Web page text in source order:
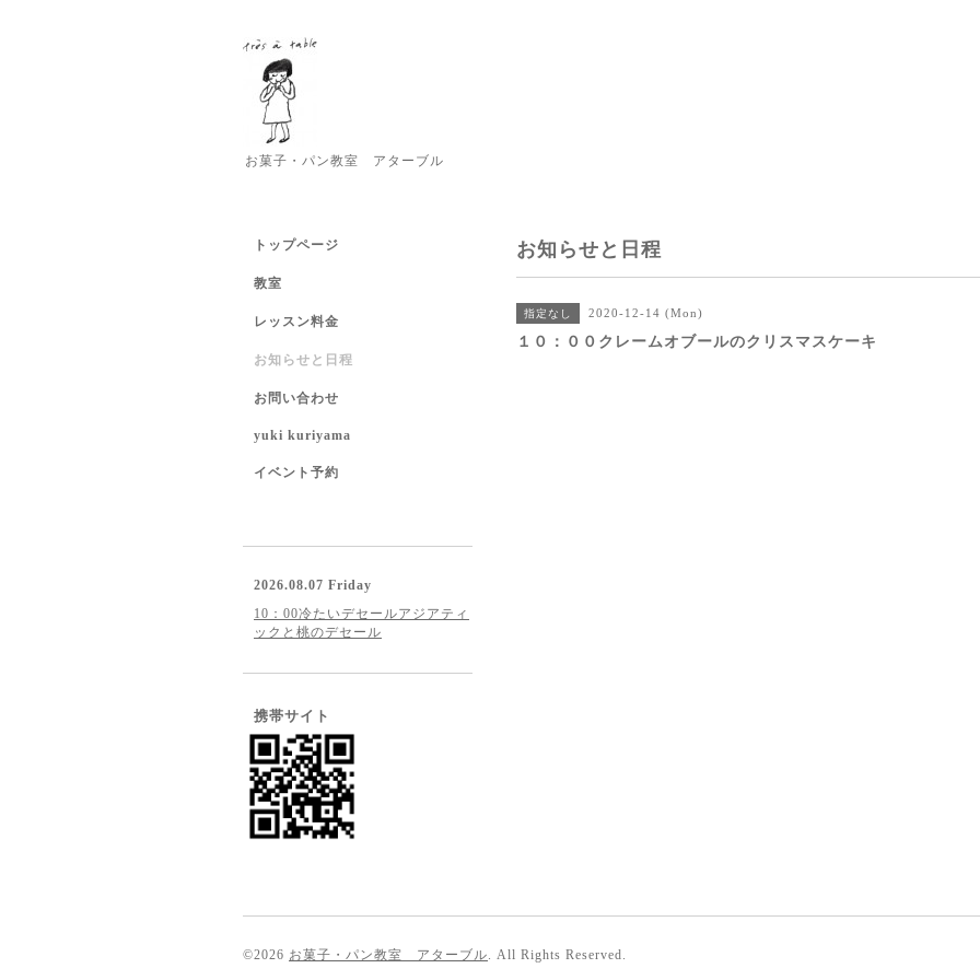
お菓子・パン教室 アターブル
お知らせと日程
指定なし 2020-12-14 (Mon)
１０：００クレームオブールのクリスマスケーキ
トップページ
教室
レッスン料金
お知らせと日程
お問い合わせ
yuki kuriyama
イベント予約
2026.08.07 Friday
10：00冷たいデセールアジアティ
ックと桃のデセール
携帯サイト
©2026 お菓子・パン教室 アターブル. All Rights Reserved.